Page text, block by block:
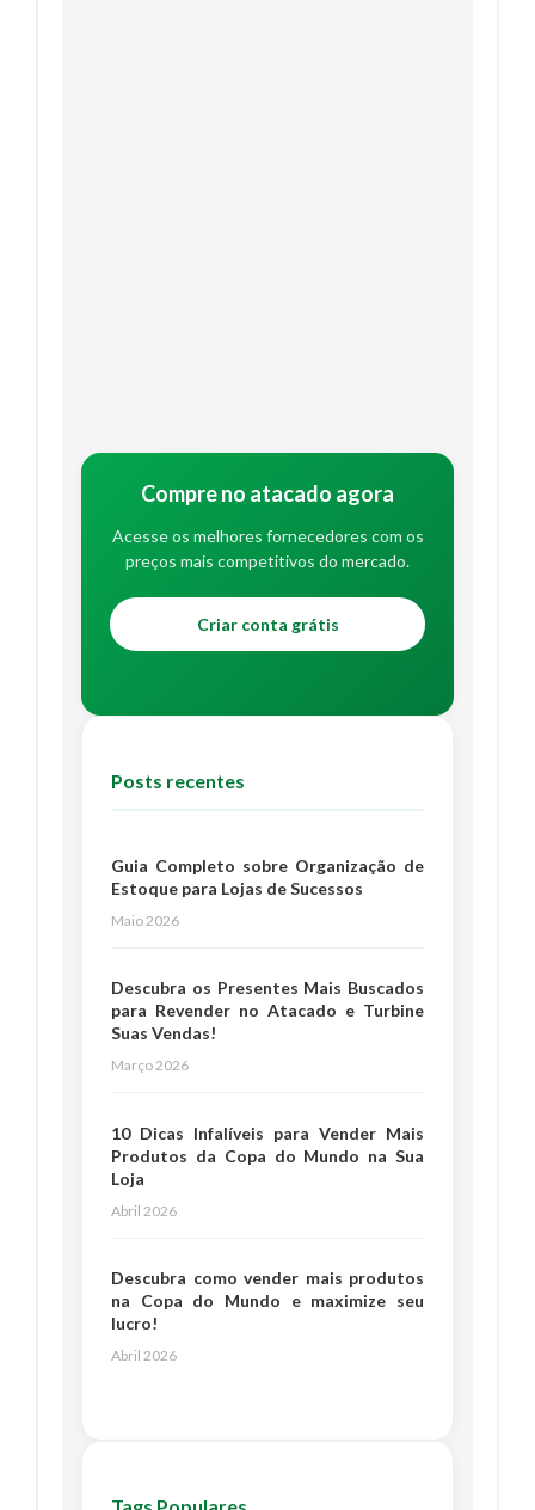
Compre no atacado agora
Acesse os melhores fornecedores com os
preços mais competitivos do mercado.
Criar conta grátis
Posts recentes
Guia Completo sobre Organização de
Estoque para Lojas de Sucessos
Maio 2026
Descubra os Presentes Mais Buscados
para Revender no Atacado e Turbine
Suas Vendas!
Março 2026
10 Dicas Infalíveis para Vender Mais
Produtos da Copa do Mundo na Sua
Loja
Abril 2026
Descubra como vender mais produtos
na Copa do Mundo e maximize seu
lucro!
Abril 2026